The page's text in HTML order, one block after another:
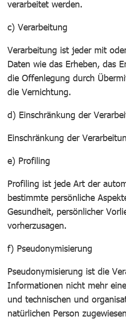
verarbeitet werden.
c) Verarbeitung
Verarbeitung ist jeder mit
Daten wie das Erheben, das
die Offenlegung durch
die Vernichtung.
d) Einschränkung der
Einschränkung der
e) Profiling
Profiling ist jede Art der
bestimmte persönliche
Gesundheit, persönlicher
vorherzusagen.
f) Pseudonymisierung
Pseudonymisierung ist die
Informationen nicht mehr
und technischen und
natürlichen Person